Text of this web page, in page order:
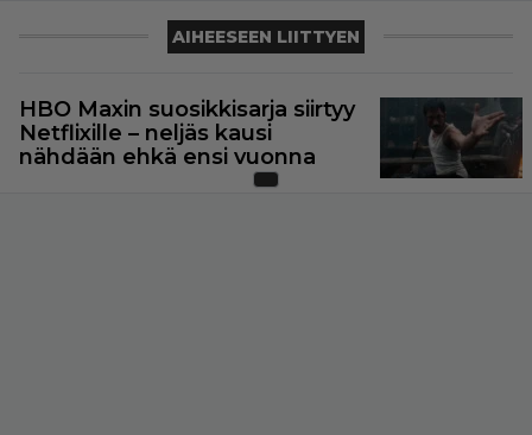
AIHEESEEN LIITTYEN
HBO Maxin suosikkisarja siirtyy
Netflixille – neljäs kausi
nähdään ehkä ensi vuonna